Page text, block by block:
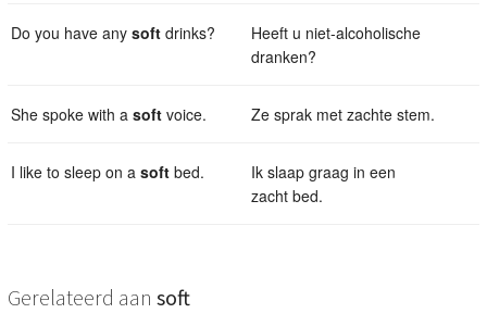
Do you have any soft drinks?
Heeft u niet-alcoholische
dranken?
She spoke with a soft voice. Ze sprak met zachte stem.
I like to sleep on a soft bed.
Ik slaap graag in een
zacht bed.
Gerelateerd aan soft